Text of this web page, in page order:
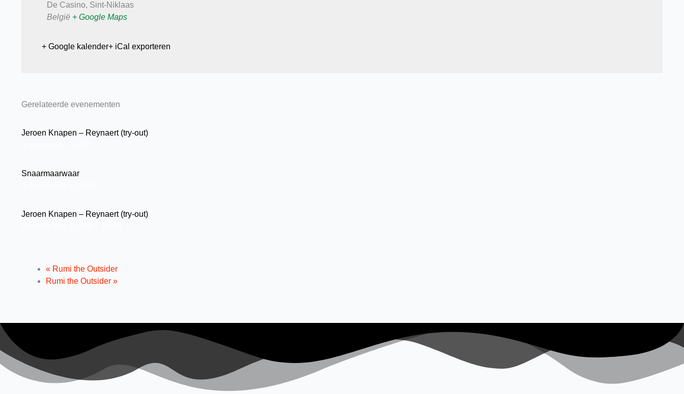
De Casino, Sint-Niklaas
België + Google Maps
+ Google kalender+ iCal exporteren
Gerelateerde evenementen
Jeroen Knapen – Reynaert (try-out)
Snaarmaarwaar
Jeroen Knapen – Reynaert (try-out)
« Rumi the Outsider
Rumi the Outsider »